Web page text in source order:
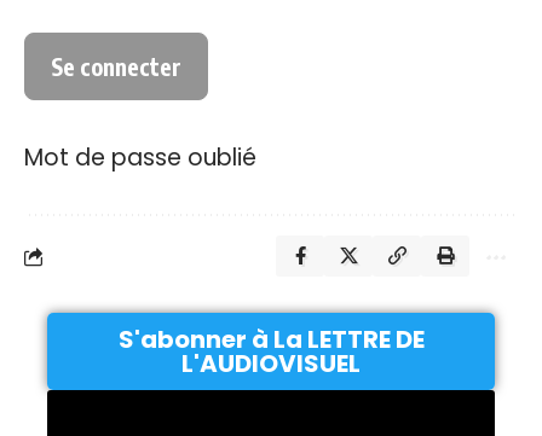
Mot de passe oublié
S'abonner à La LETTRE DE
L'AUDIOVISUEL